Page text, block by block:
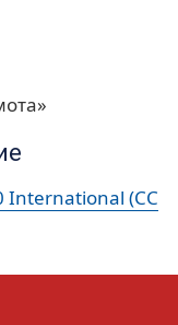
International (CC